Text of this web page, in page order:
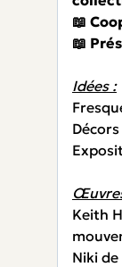
📖
📖
Idées :
Keith
Niki